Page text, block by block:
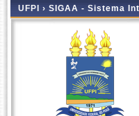
UFPI › SIGAA - Sistema